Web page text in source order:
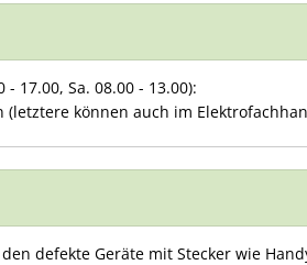
17.00, Sa. 08.00 - 13.00):
können auch im
defekte Geräte mit Stecker wie